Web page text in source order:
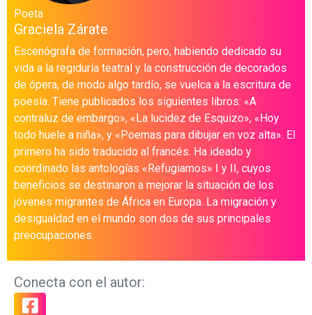
Poeta
Graciela Zárate
Escenógrafa de formación, pero, habiendo dedicado su
vida a la regiduría teatral y la construcción de decorados
de ópera, de modo algo tardío, se vuelca a la escritura de
poesía. Tiene publicados los siguientes libros: «A
contraluz de embargo», «La lucidez de Esquizo», «Hoy
todo huele a niña», y «Poemas para dibujar en voz alta». El
primero ha sido traducido al francés. Ha ideado y
coordinado las antologías «Refugiamos» I y II, cuyos
beneficios se destinaron a mejorar la situación de los
jóvenes migrantes de África en Europa. La migración y
desigualdad en el mundo son dos de sus principales
preocupaciones.
Conecta con el autor: